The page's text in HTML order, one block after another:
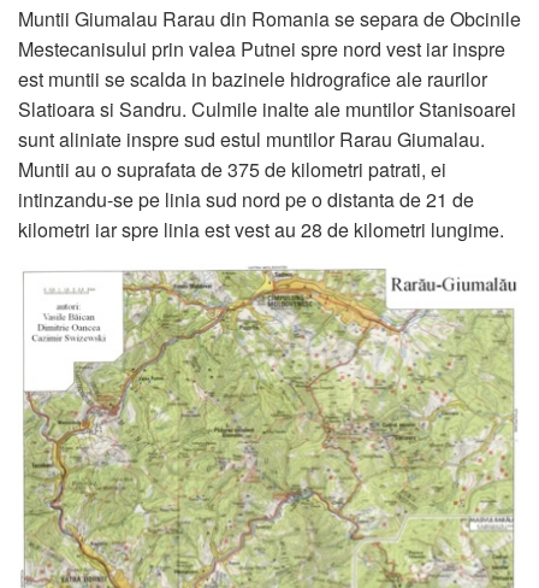
Muntii Giumalau Rarau din Romania se separa de Obcinile
Mestecanisului prin valea Putnei spre nord vest iar inspre
est muntii se scalda in bazinele hidrografice ale raurilor
Slatioara si Sandru. Culmile inalte ale muntilor Stanisoarei
sunt aliniate inspre sud estul muntilor Rarau Giumalau.
Muntii au o suprafata de 375 de kilometri patrati, ei
intinzandu-se pe linia sud nord pe o distanta de 21 de
kilometri iar spre linia est vest au 28 de kilometri lungime.